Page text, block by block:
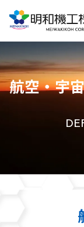
航空・宇